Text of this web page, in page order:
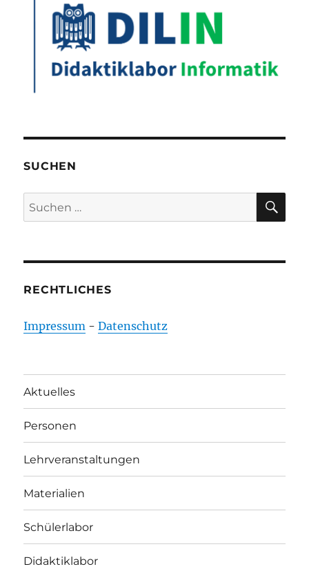
SUCHEN
Suchen
nach:
RECHTLICHES
Impressum -Datenschutz
Aktuelles
Personen
Lehrveranstaltungen
Materialien
Schülerlabor
Didaktiklabor